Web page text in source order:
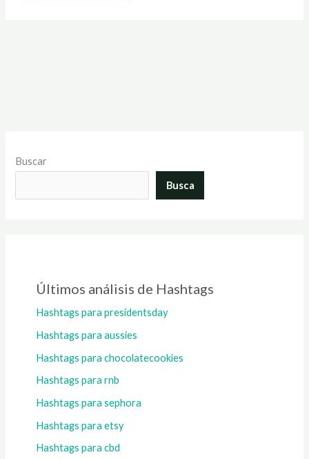
Buscar
Busca
Últimos análisis de Hashtags
Hashtags para presidentsday
Hashtags para aussies
Hashtags para chocolatecookies
Hashtags para rnb
Hashtags para sephora
Hashtags para etsy
Hashtags para cbd